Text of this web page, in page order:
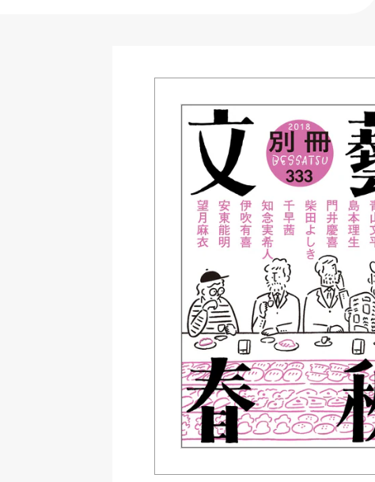
Amazon Kindleストア